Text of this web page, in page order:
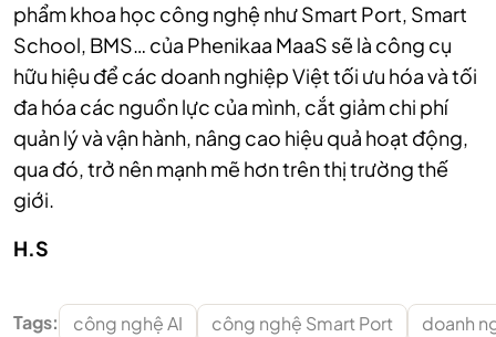
phẩm khoa học công nghệ như Smart Port, Smart
School, BMS… của Phenikaa MaaS sẽ là công cụ
hữu hiệu để các doanh nghiệp Việt tối ưu hóa và tối
đa hóa các nguồn lực của mình, cắt giảm chi phí
quản lý và vận hành, nâng cao hiệu quả hoạt động,
qua đó, trở nên mạnh mẽ hơn trên thị trường thế
giới.
H.S
Tags: công nghệ AI công nghệ Smart Port doanh